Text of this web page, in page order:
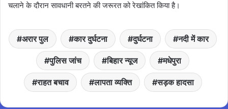
चलाने के दौरान सावधानी बरतने की जरूरत को रेखांकित किया है।
अरार पुल कार दुर्घटना दुर्घटना नदी में कार
पुलिस जांच बिहार न्यूज मधेपुरा
राहत बचाव लापता व्यक्ति सड़क हादसा